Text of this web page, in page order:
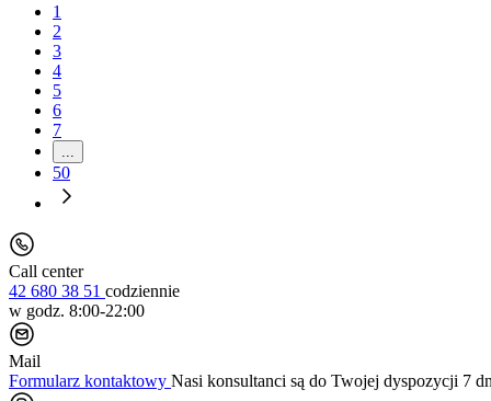
1
2
3
4
5
6
7
50
Call center
42 680 38 51 codziennie
w godz. 8:00-22:00
Mail
Formularz kontaktowy Nasi konsultanci są do Twojej dyspozycji 7